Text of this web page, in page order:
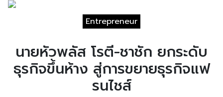
Entrepreneur
นายหัวพลัส โรตี-ชาชัก ยกระดับ
ธุรกิจขึ้นห้าง สู่การขยายธุรกิจแฟ
รนไชส์